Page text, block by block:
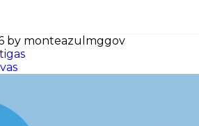
by monteazulmggov